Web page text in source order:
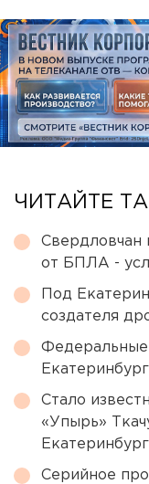
ЧИТАЙТЕ
Свердловчан
от БПЛА -
Под
создателя
Федеральные
Стало
«Упырь»
Серийное